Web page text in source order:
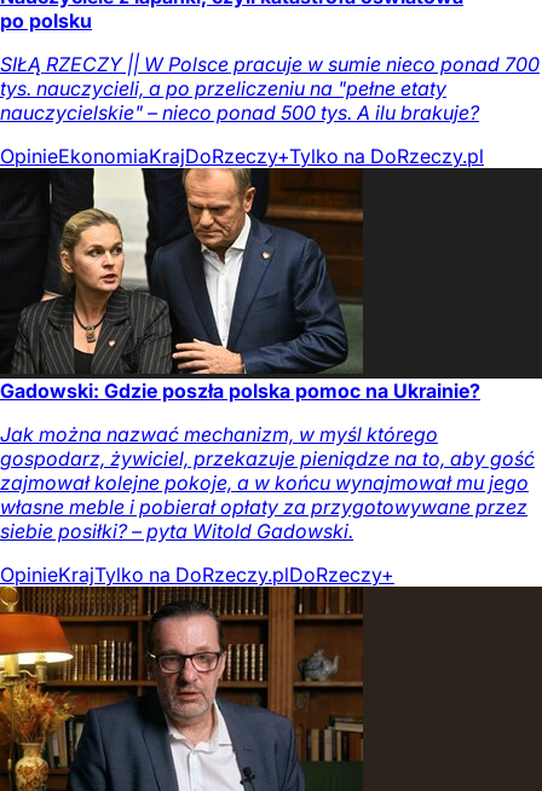
po polsku
SIŁĄ RZECZY || W Polsce pracuje w sumie nieco ponad 700
tys. nauczycieli, a po przeliczeniu na "pełne etaty
nauczycielskie" – nieco ponad 500 tys. A ilu brakuje?
OpinieEkonomiaKrajDoRzeczy+Tylko na DoRzeczy.pl
Gadowski: Gdzie poszła polska pomoc na Ukrainie?
Jak można nazwać mechanizm, w myśl którego
gospodarz, żywiciel, przekazuje pieniądze na to, aby gość
zajmował kolejne pokoje, a w końcu wynajmował mu jego
własne meble i pobierał opłaty za przygotowywane przez
siebie posiłki? – pyta Witold Gadowski.
OpinieKrajTylko na DoRzeczy.plDoRzeczy+